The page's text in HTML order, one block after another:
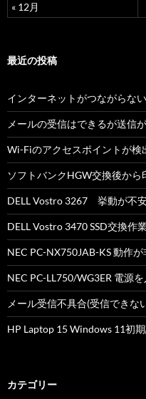
« 12月
最近の投稿
インターネットがつながらない
メールの受信はできるが送信
Wi-Fiのアクセスポイントが検
ソフトバンクHGW交換後から
DELL Vostro 3267 挙動が不
DELL Vostro 3470 SSD交換作
NEC PC-NX750JAB-KS 動作
NEC PC-LL750/WG3ER 電源
メール受信不具合(受信できな
HP Laptop 15 Windows 11初
カテゴリー